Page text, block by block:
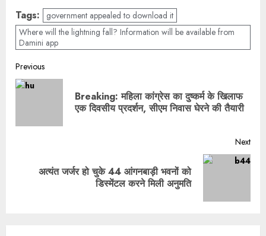
Tags:
government appealed to download it
Where will the lightning fall? Information will be available from
Damini app
Previous
Breaking: महिला कांग्रेस का दुष्कर्म के खिलाफ
एक दिवसीय प्रदर्शन, सीएम निवास घेरने की तैयारी
Next
अत्यंत जर्जर हो चुके 44 आंगनबाड़ी भवनों को
डिस्मेंटल करने मिली अनुमति